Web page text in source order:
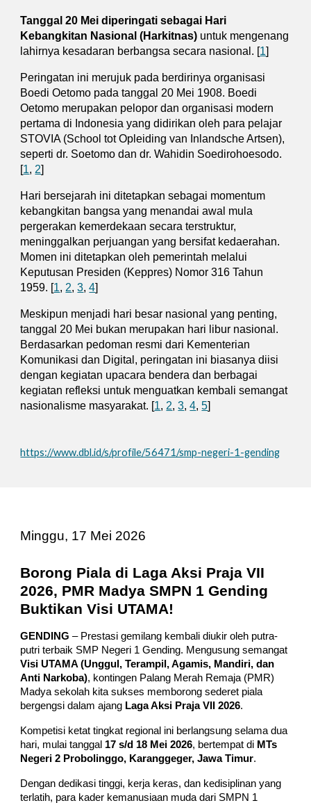
Tanggal 20 Mei diperingati sebagai Hari
Kebangkitan Nasional (Harkitnas) untuk mengenang
lahirnya kesadaran berbangsa secara nasional. [1]
Peringatan ini merujuk pada berdirinya organisasi
Boedi Oetomo pada tanggal 20 Mei 1908. Boedi
Oetomo merupakan pelopor dan organisasi modern
pertama di Indonesia yang didirikan oleh para pelajar
STOVIA (School tot Opleiding van Inlandsche Artsen),
seperti dr. Soetomo dan dr. Wahidin Soedirohoesodo.
[1, 2]
Hari bersejarah ini ditetapkan sebagai momentum
kebangkitan bangsa yang menandai awal mula
pergerakan kemerdekaan secara terstruktur,
meninggalkan perjuangan yang bersifat kedaerahan.
Momen ini ditetapkan oleh pemerintah melalui
Keputusan Presiden (Keppres) Nomor 316 Tahun
1959. [1, 2, 3, 4]
Meskipun menjadi hari besar nasional yang penting,
tanggal 20 Mei bukan merupakan hari libur nasional.
Berdasarkan pedoman resmi dari Kementerian
Komunikasi dan Digital, peringatan ini biasanya diisi
dengan kegiatan upacara bendera dan berbagai
kegiatan refleksi untuk menguatkan kembali semangat
nasionalisme masyarakat. [1, 2, 3, 4, 5]
https://www.dbl.id/s/profile/56471/smp-negeri-1-gending
Minggu, 17 Mei 2026
Borong Piala di Laga Aksi Praja VII
2026, PMR Madya SMPN 1 Gending
Buktikan Visi UTAMA!
GENDING – Prestasi gemilang kembali diukir oleh putra-
putri terbaik SMP Negeri 1 Gending. Mengusung semangat
Visi UTAMA (Unggul, Terampil, Agamis, Mandiri, dan
Anti Narkoba), kontingen Palang Merah Remaja (PMR)
Madya sekolah kita sukses memborong sederet piala
bergengsi dalam ajang Laga Aksi Praja VII 2026.
Kompetisi ketat tingkat regional ini berlangsung selama dua
hari, mulai tanggal 17 s/d 18 Mei 2026, bertempat di MTs
Negeri 2 Probolinggo, Karanggeger, Jawa Timur.
Dengan dedikasi tinggi, kerja keras, dan kedisiplinan yang
terlatih, para kader kemanusiaan muda dari SMPN 1